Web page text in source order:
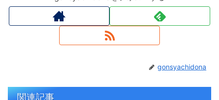
gonsyachidona
関連記事